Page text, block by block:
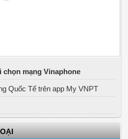
mạng Vinaphone
Quốc Tế trên app My VNPT